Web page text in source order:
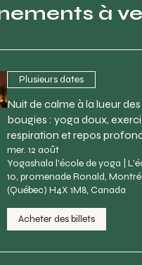
à
Plusieurs dates
Nuit de calme à la lueur des
bougies : yoga doux,
respiration et repos
mer. 12 août
Yogashala l'école de yoga |
10, promenade Ronald,
(Québec) H4X 1M8, Canada
Acheter des billets